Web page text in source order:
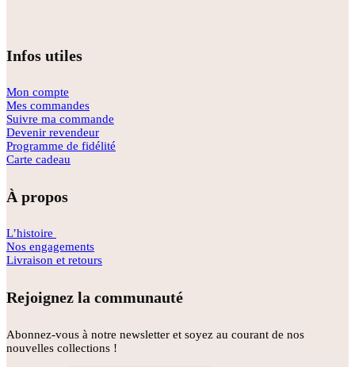
Infos utiles
Mon compte
Mes commandes
Suivre ma commande
Devenir revendeur
Programme de fidélité
Carte cadeau
À propos
L’histoire
Nos engagements
Livraison et retours
Rejoignez la communauté
Abonnez-vous à notre newsletter et soyez au courant de nos
nouvelles collections !